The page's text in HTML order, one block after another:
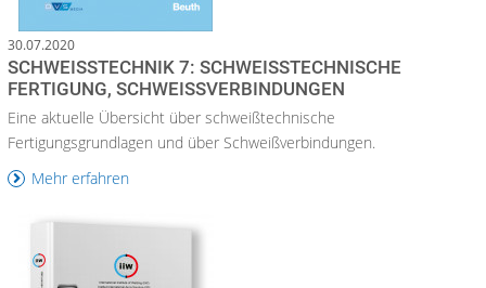
30.07.2020
SCHWEISSTECHNIK 7: SCHWEISSTECHNISCHE FE
RTIGUNG, SCHWEISSVERBINDUNGEN
Eine aktuelle Übersicht über schweißtechnische
Fertigungsgrundlagen und über Schweißverbindungen.
Mehr erfahren